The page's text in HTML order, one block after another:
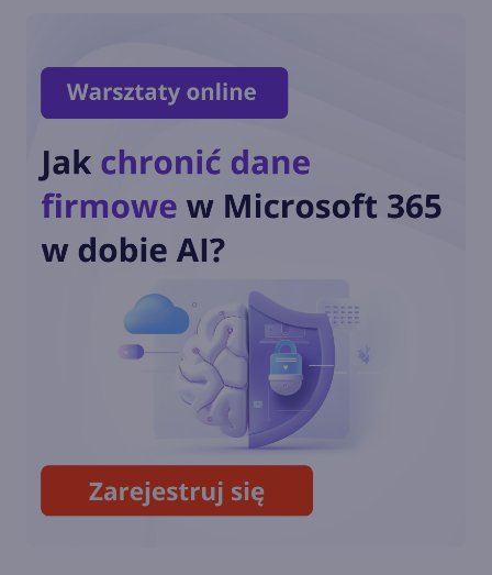
Blender i inne aplikacje
Windows z ulepszeniami na
Snapdragon X Series
Microsoft dodaje nowe
wyszukiwanie plików w
OneDrive
Windows App ogólnodostępna
na wszystkich głównych
platformach